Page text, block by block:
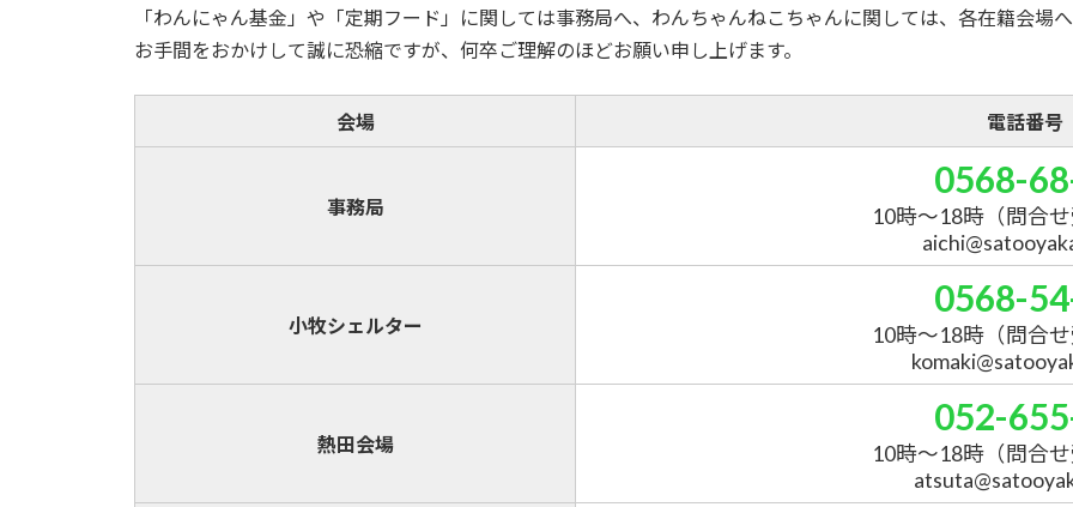
「わんにゃん基金」や「定期フード」に関しては事務局へ、わんちゃんねこちゃんに関しては、各在籍会場へ
お手間をおかけして誠に恐縮ですが、何卒ご理解のほどお願い申し上げます。
会場 電話番号
事務局
0568-
10時～18時 （問合
小牧シェルター
0568-
10時～18時 （問合
熱田会場
052-
10時～18時 （問合